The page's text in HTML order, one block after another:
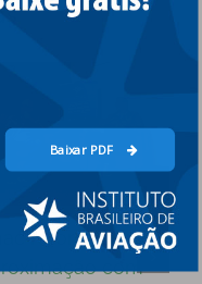
reforça sua
com
Baixar PDF